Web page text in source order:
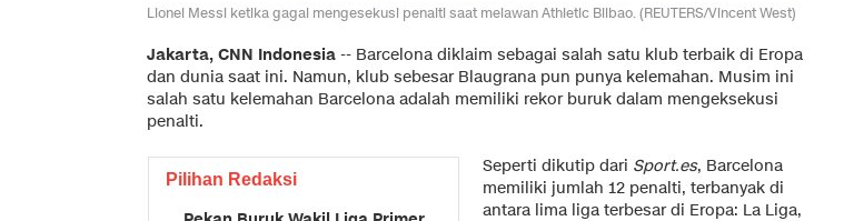
Lionel Messi ketika gagal mengesekusi penalti saat melawan Athletic Bilbao. (REUTERS/Vincent West)
Jakarta, CNN Indonesia -- Barcelona diklaim sebagai salah satu klub terbaik di Eropa
dan dunia saat ini. Namun, klub sebesar Blaugrana pun punya kelemahan. Musim ini
salah satu kelemahan Barcelona adalah memiliki rekor buruk dalam mengeksekusi
penalti.
Pilihan Redaksi
Seperti dikutip dari Sport.es, Barcelona
memiliki jumlah 12 penalti, terbanyak di
antara lima liga terbesar di Eropa: La Liga,